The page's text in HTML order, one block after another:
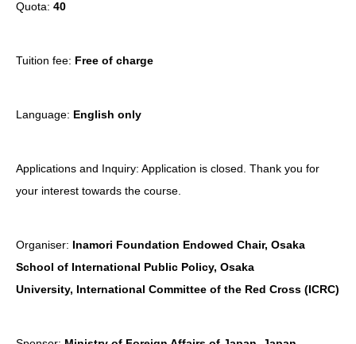
Quota: 40
Tuition fee: Free of charge
Language: English only
Applications and Inquiry: Application is closed. Thank you for
your interest towards the course.
Organiser: Inamori Foundation Endowed Chair, Osaka
School of International Public Policy, Osaka
University, International Committee of the Red Cross (ICRC)